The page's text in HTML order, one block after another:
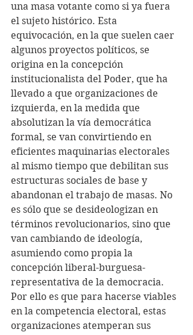
una masa votante como si ya fuera
el sujeto histórico. Esta
equivocación, en la que suelen caer
algunos proyectos políticos, se
origina en la concepción
institucionalista del Poder, que ha
llevado a que organizaciones de
izquierda, en la medida que
absolutizan la vía democrática
formal, se van convirtiendo en
eficientes maquinarias electorales
al mismo tiempo que debilitan sus
estructuras sociales de base y
abandonan el trabajo de masas. No
es sólo que se desideologizan en
términos revolucionarios, sino que
van cambiando de ideología,
asumiendo como propia la
concepción liberal-burguesa-
representativa de la democracia.
Por ello es que para hacerse viables
en la competencia electoral, estas
organizaciones atemperan sus